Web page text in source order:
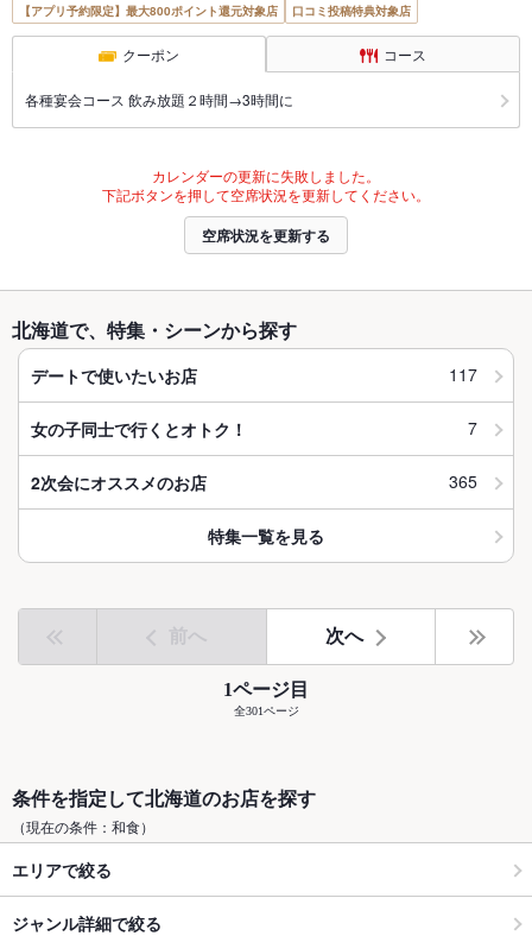
【アプリ予約限定】最大800ポイント還元対象店 口コミ投稿特典対象店
クーポン コース
各種宴会コース 飲み放題２時間→3時間に
カレンダーの更新に失敗しました。
下記ボタンを押して空席状況を更新してください。
空席状況を更新する
北海道で、特集・シーンから探す
デートで使いたいお店 117
女の子同士で行くとオトク！ 7
2次会にオススメのお店 365
特集一覧を見る
前へ 次へ
1ページ目
全301ページ
条件を指定して北海道のお店を探す
（現在の条件：和食）
エリアで絞る
ジャンル詳細で絞る